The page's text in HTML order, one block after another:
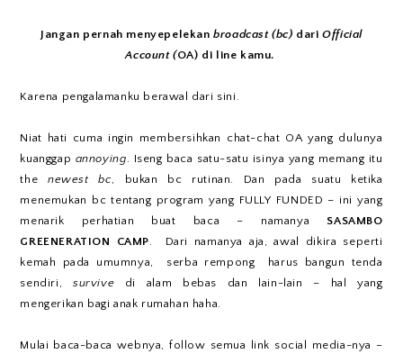
Jangan pernah menyepelekanbroadcast (bc) dariOfficial
Account (OA) di line kamu.
Karena pengalamanku berawal dari sini.
Niat hati cuma ingin membersihkan chat-chat OA yang dulunya
kuanggap annoying . Iseng baca satu-satu isinya yang memang itu
the newest bc , bukan bc rutinan. Dan pada suatu ketika
menemukan bc tentang program yang FULLY FUNDED – ini yang
menarik perhatian buat baca – namanya SASAMBO
GREENERATION CAMP . Dari namanya aja, awal dikira seperti
kemah pada umumnya, serba rempong harus bangun tenda
sendiri, survive di alam bebas dan lain-lain – hal yang
mengerikan bagi anak rumahan haha.
Mulai baca-baca webnya, follow semua link social media-nya –